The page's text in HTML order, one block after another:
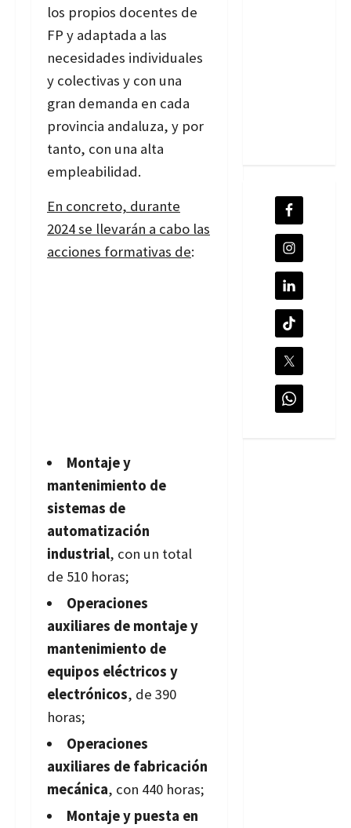
los propios docentes de
FP y adaptada a las
necesidades individuales
y colectivas y con una
gran demanda en cada
provincia andaluza, y por
tanto, con una alta
empleabilidad.
En concreto, durante
2024 se llevarán a cabo las
acciones formativas de:
Montaje y
mantenimiento de
sistemas de
automatización
industrial, con un total
de 510 horas;
Operaciones
auxiliares de montaje y
mantenimiento de
equipos eléctricos y
electrónicos, de 390
horas;
Operaciones
auxiliares de fabricación
mecánica, con 440 horas;
Montaje y puesta en